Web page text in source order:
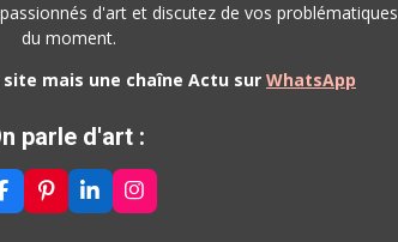
d'art et discutez de vos problématiques
du moment.
mais une chaîne Actu sur WhatsApp
parle d'art :
F
A
P
I
L
I
I
N